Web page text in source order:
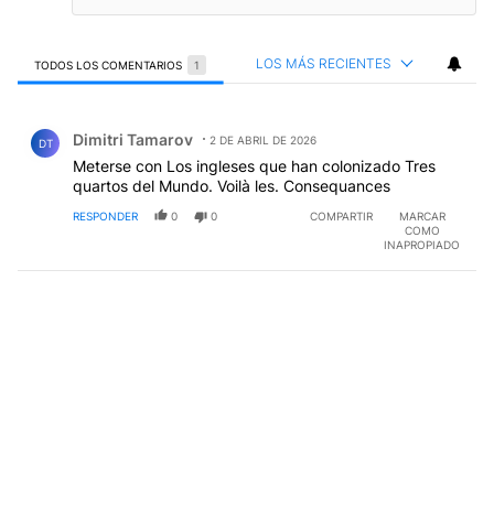
TODOS LOS COMENTARIOS 1 LOS MÁS RECIENTES
DT Dimitri Tamarov 2 DE ABRIL DE 2026
Meterse con Los ingleses que han colonizado Tres
quartos del Mundo. Voilà les. Consequances
RESPONDER 0 0 COMPARTIR
MARCAR
COMO
INAPROPIADO